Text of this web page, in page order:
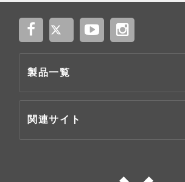
製品一覧
関連サイト